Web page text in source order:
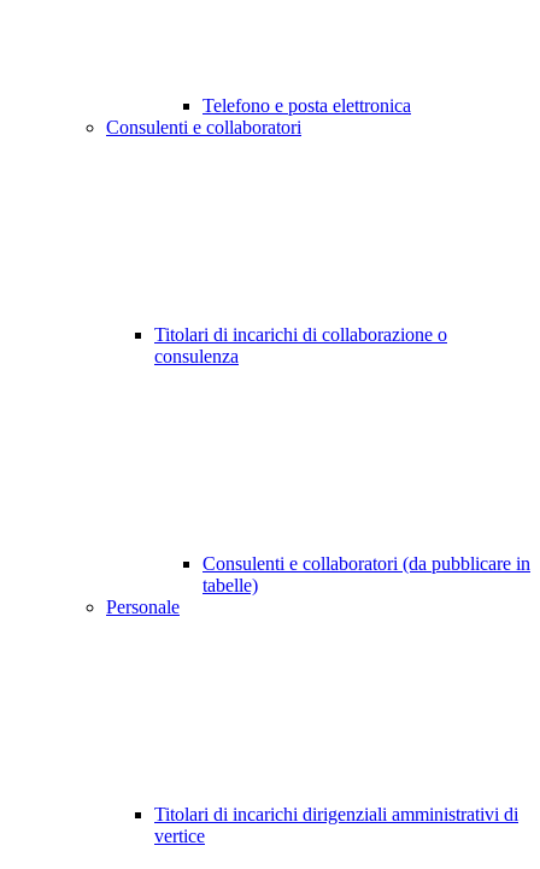
Telefono e posta elettronica
Consulenti e collaboratori
Titolari di incarichi di collaborazione o
consulenza
Consulenti e collaboratori (da pubblicare in
tabelle)
Personale
Titolari di incarichi dirigenziali amministrativi di
vertice